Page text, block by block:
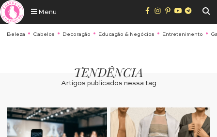
Menu
Beleza Cabelos Decoração Educação & Negócios Entretenimento
TENDÊNCIA
Artigos publicados nessa tag